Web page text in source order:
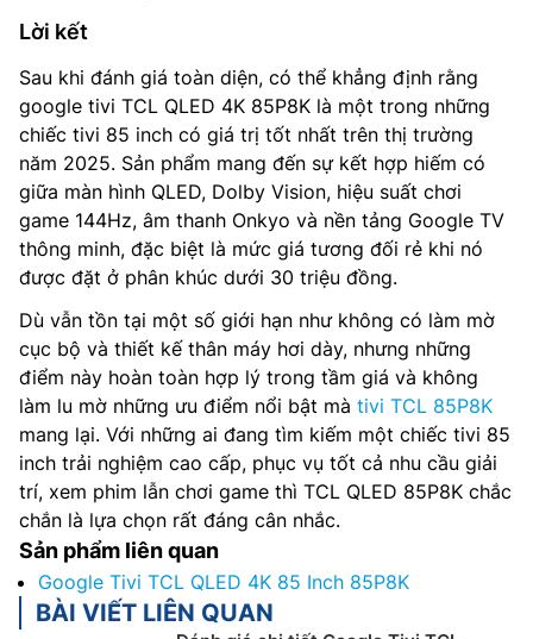
Lời kết
Sau khi đánh giá toàn diện, có thể khẳng định rằng
google tivi TCL QLED 4K 85P8K là một trong những
chiếc tivi 85 inch có giá trị tốt nhất trên thị trường
năm 2025. Sản phẩm mang đến sự kết hợp hiếm có
giữa màn hình QLED, Dolby Vision, hiệu suất chơi
game 144Hz, âm thanh Onkyo và nền tảng Google TV
thông minh, đặc biệt là mức giá tương đối rẻ khi nó
được đặt ở phân khúc dưới 30 triệu đồng.
Dù vẫn tồn tại một số giới hạn như không có làm mờ
cục bộ và thiết kế thân máy hơi dày, nhưng những
điểm này hoàn toàn hợp lý trong tầm giá và không
làm lu mờ những ưu điểm nổi bật mà tivi TCL 85P8K
mang lại. Với những ai đang tìm kiếm một chiếc tivi 85
inch trải nghiệm cao cấp, phục vụ tốt cả nhu cầu giải
trí, xem phim lẫn chơi game thì TCL QLED 85P8K chắc
chắn là lựa chọn rất đáng cân nhắc.
Sản phẩm liên quan
Google Tivi TCL QLED 4K 85 Inch 85P8K
BÀI VIẾT LIÊN QUAN